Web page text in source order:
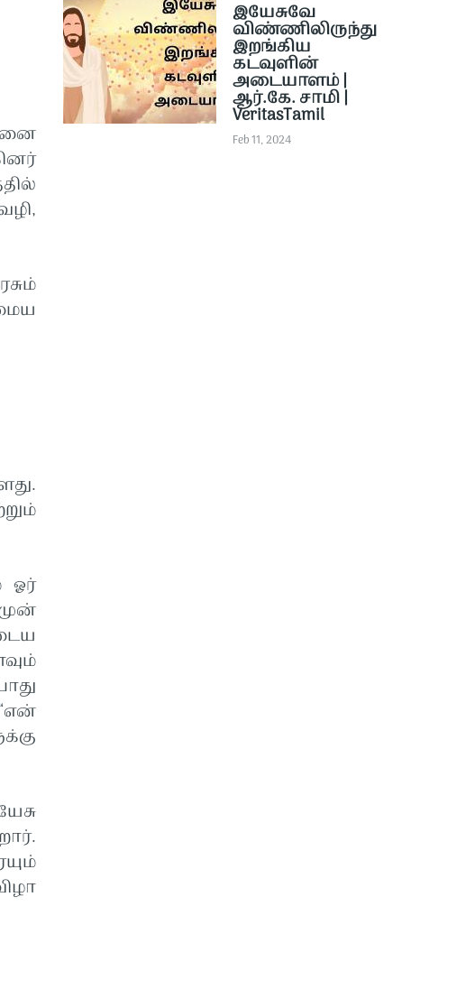
ஓர்
இயேசுவே
விண்ணிலிருந்து
இறங்கிய
கடவுளின்
அடையாளம் |
ஆர்.கே. சாமி |
VeritasTamil
Feb 11, 2024